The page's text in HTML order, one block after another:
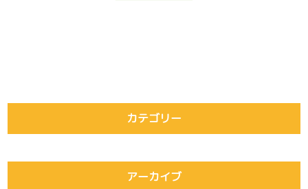
カテゴリー
アーカイブ